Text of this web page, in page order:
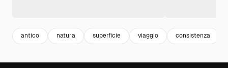
antico natura superficie viaggio consistenza